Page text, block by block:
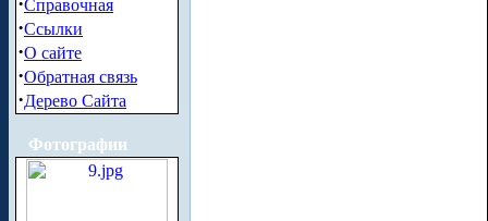
Справочная
·Ссылки
·О сайте
·Обратная связь
·Дерево Сайта
Фотографии